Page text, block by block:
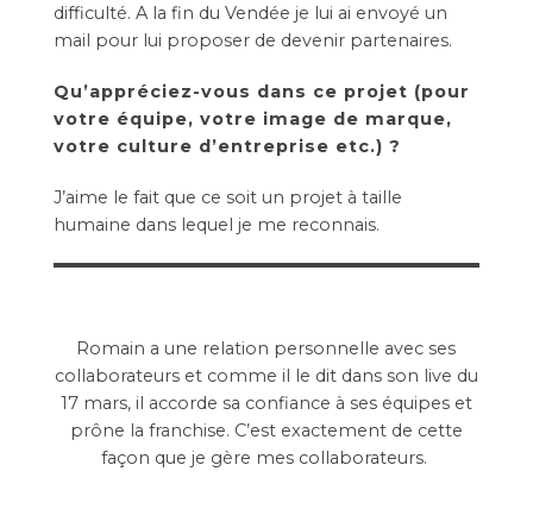
difficulté. A la fin du Vendée je lui ai envoyé un
mail pour lui proposer de devenir partenaires.
Qu’appréciez-vous dans ce projet (pour
votre équipe, votre image de marque,
votre culture d’entreprise etc.) ?
J’aime le fait que ce soit un projet à taille
humaine dans lequel je me reconnais.
Romain a une relation personnelle avec ses
collaborateurs et comme il le dit dans son live du
17 mars, il accorde sa confiance à ses équipes et
prône la franchise. C’est exactement de cette
façon que je gère mes collaborateurs.